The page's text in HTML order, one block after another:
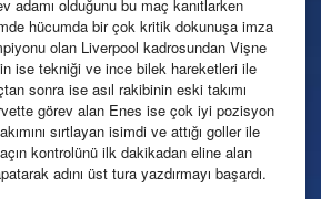
adamı olduğunu bu maç kanıtlarken
hücumda bir çok kritik dokunuşa imza
olan Liverpool kadrosundan Vişne
ise tekniği ve ince bilek hareketleri ile
sonra ise asıl rakibinin eski takımı
görev alan Enes ise çok iyi pozisyon
sırtlayan isimdi ve attığı goller ile
kontrolünü ilk dakikadan eline alan
adını üst tura yazdırmayı başardı.